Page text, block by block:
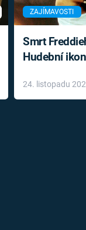
ZAJÍMAVOSTI
Smrt
Hudební
léky
24. listopadu